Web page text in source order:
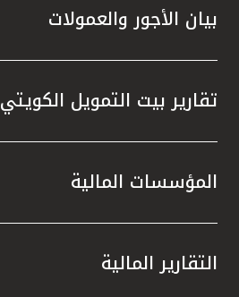
بيان الأجور والعمولات
تقارير بيت التمويل الكويتي
المؤسسات المالية
التقارير المالية